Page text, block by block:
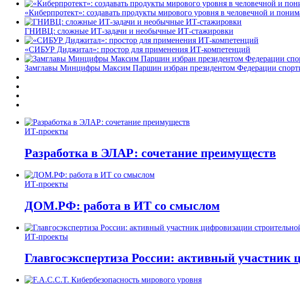
«Киберпротект»: создавать продукты мирового уровня в человечной и
ГНИВЦ: сложные ИТ‑задачи и необычные ИТ‑стажировки
«СИБУР Диджитал»: простор для применения ИТ-компетенций
Замглавы Минцифры Максим Паршин избран президентом Федерации
ИТ-проекты
Разработка в ЭЛАР: сочетание преимуществ
ИТ-проекты
ДОМ.РФ: работа в ИТ со смыслом
ИТ-проекты
Главгосэкспертиза России: активный